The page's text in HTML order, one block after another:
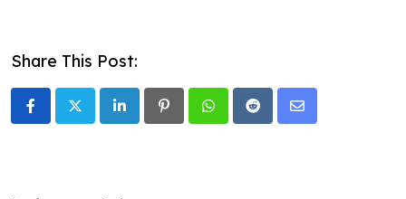
Share This Post:
LinkedIn PinterestWhatsappRedditShare